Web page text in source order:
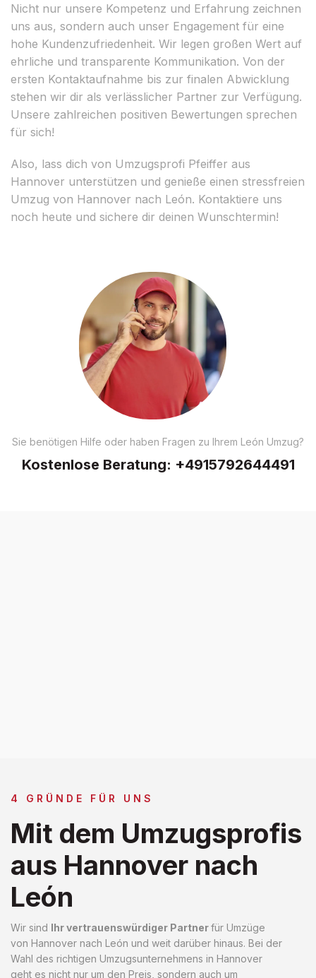
Nicht nur unsere Kompetenz und Erfahrung zeichnen
uns aus, sondern auch unser Engagement für eine
hohe Kundenzufriedenheit. Wir legen großen Wert auf
ehrliche und transparente Kommunikation. Von der
ersten Kontaktaufnahme bis zur finalen Abwicklung
stehen wir dir als verlässlicher Partner zur Verfügung.
Unsere zahlreichen positiven Bewertungen sprechen
für sich!
Also, lass dich von Umzugsprofi Pfeiffer aus
Hannover unterstützen und genieße einen stressfreien
Umzug von Hannover nach León. Kontaktiere uns
noch heute und sichere dir deinen Wunschtermin!
Sie benötigen Hilfe oder haben Fragen zu Ihrem León Umzug?
Kostenlose Beratung: +4915792644491
4 GRÜNDE FÜR UNS
Mit dem Umzugsprofis
aus Hannover nach
León
Wir sind Ihr vertrauenswürdiger Partnerfür Umzüge
von Hannover nach León und weit darüber hinaus. Bei der
Wahl des richtigen Umzugsunternehmens in Hannover
geht es nicht nur um den Preis, sondern auch um